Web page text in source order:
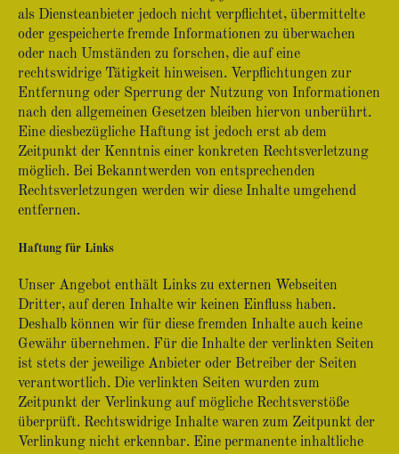
als Diensteanbieter jedoch nicht verpflichtet, übermittelte
oder gespeicherte fremde Informationen zu überwachen
oder nach Umständen zu forschen, die auf eine
rechtswidrige Tätigkeit hinweisen. Verpflichtungen zur
Entfernung oder Sperrung der Nutzung von Informationen
nach den allgemeinen Gesetzen bleiben hiervon unberührt.
Eine diesbezügliche Haftung ist jedoch erst ab dem
Zeitpunkt der Kenntnis einer konkreten Rechtsverletzung
möglich. Bei Bekanntwerden von entsprechenden
Rechtsverletzungen werden wir diese Inhalte umgehend
entfernen.
Haftung für Links
Unser Angebot enthält Links zu externen Webseiten
Dritter, auf deren Inhalte wir keinen Einfluss haben.
Deshalb können wir für diese fremden Inhalte auch keine
Gewähr übernehmen. Für die Inhalte der verlinkten Seiten
ist stets der jeweilige Anbieter oder Betreiber der Seiten
verantwortlich. Die verlinkten Seiten wurden zum
Zeitpunkt der Verlinkung auf mögliche Rechtsverstöße
überprüft. Rechtswidrige Inhalte waren zum Zeitpunkt der
Verlinkung nicht erkennbar. Eine permanente inhaltliche